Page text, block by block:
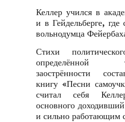
Келлер учился в
и в Гейдельберге,
вольнодумца
Стихи
определённой
заострённости
книгу «Песни
считал себя
основного
и сильно работающим